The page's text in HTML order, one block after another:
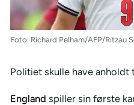
Foto: Richard Pelham/AFP/Ritzau
Politiet skulle have
England spiller sin første